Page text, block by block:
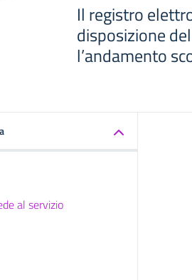
Il registro
disposizione
l’andamento
al servizio